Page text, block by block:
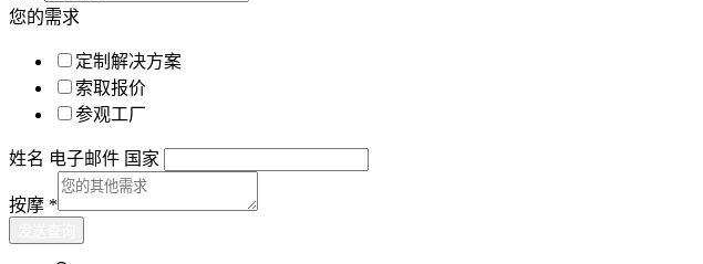
您的需求
定制解决方案
索取报价
参观工厂
姓名 电子邮件 国家
按摩 *